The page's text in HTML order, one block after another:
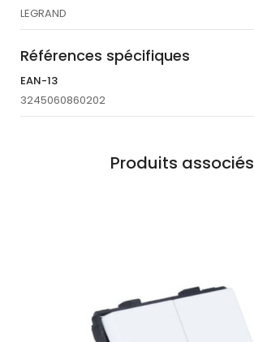
LEGRAND
Références spécifiques
EAN-13
3245060860202
Produits associés